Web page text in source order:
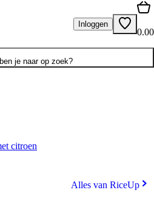
Inloggen
0.00
je naar op zoek?
citroen
Alles van RiceUp